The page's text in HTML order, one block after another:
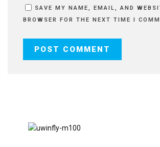
SAVE MY NAME, EMAIL, AND
BROWSER FOR THE NEXT TIME I